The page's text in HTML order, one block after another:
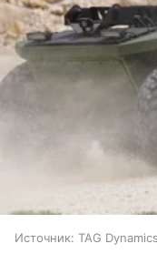
Источник: TAG Dynamics